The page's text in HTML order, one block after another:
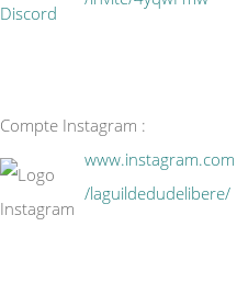
Compte Instagram :
www.instagram.com
/laguildedudelibere/